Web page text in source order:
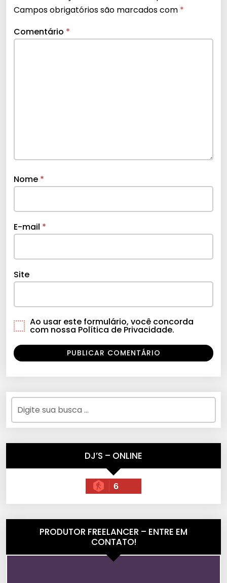
Campos obrigatórios são marcados com *
Comentário *
Nome *
E-mail *
Site
Ao usar este formulário, você concorda
com nossa Política de Privacidade.
DJ’S – ONLINE
6
PRODUTOR FREELANCER – ENTRE EM
CONTATO!